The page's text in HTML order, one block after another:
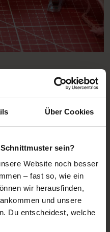
Über Cookies
sein?
Website noch besser
– fast so, wie ein
wir herausfinden,
und unsere
Du entscheidest, welche
die Mitte des
feststecken.
davon Nadeln (oder
Ärmel annähen.